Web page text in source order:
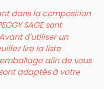
dans la composition
SAGE sont
d'utiliser un
lire la liste
afin de vous
adaptés à votre